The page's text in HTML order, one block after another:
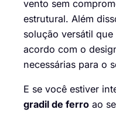
vento sem
estrutural. Além
solução versátil
acordo com o
necessárias para o
E se você estiver
gradil de ferro ao